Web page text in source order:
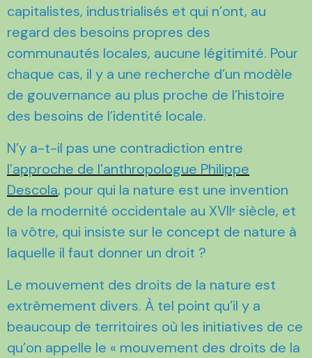
capitalistes, industrialisés et qui n’ont, au
regard des besoins propres des
communautés locales, aucune légitimité. Pour
chaque cas, il y a une recherche d’un modèle
de gouvernance au plus proche de l’histoire
des besoins de l’identité locale.
N’y a-t-il pas une contradiction entre
l’approche de l’anthropologue Philippe
Descola, pour qui la nature est une invention
de la modernité occidentale au XVIIᵉ siècle, et
la vôtre, qui insiste sur le concept de nature à
laquelle il faut donner un droit ?
Le mouvement des droits de la nature est
extrêmement divers. À tel point qu’il y a
beaucoup de territoires où les initiatives de ce
qu’on appelle le « mouvement des droits de la